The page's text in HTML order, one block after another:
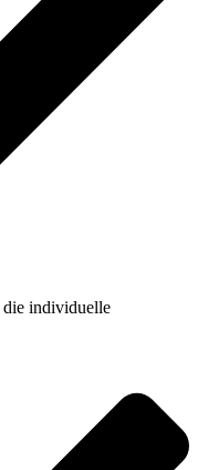
die individuelle